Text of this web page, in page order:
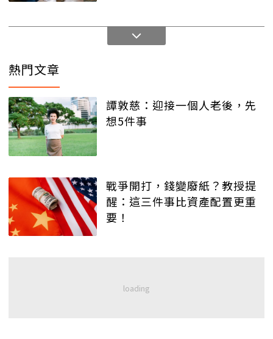
熱門文章
譚敦慈：迎接一個人老後，先
想5件事
戰爭開打，錢變廢紙？教授提
醒：這三件事比資產配置更重
要！